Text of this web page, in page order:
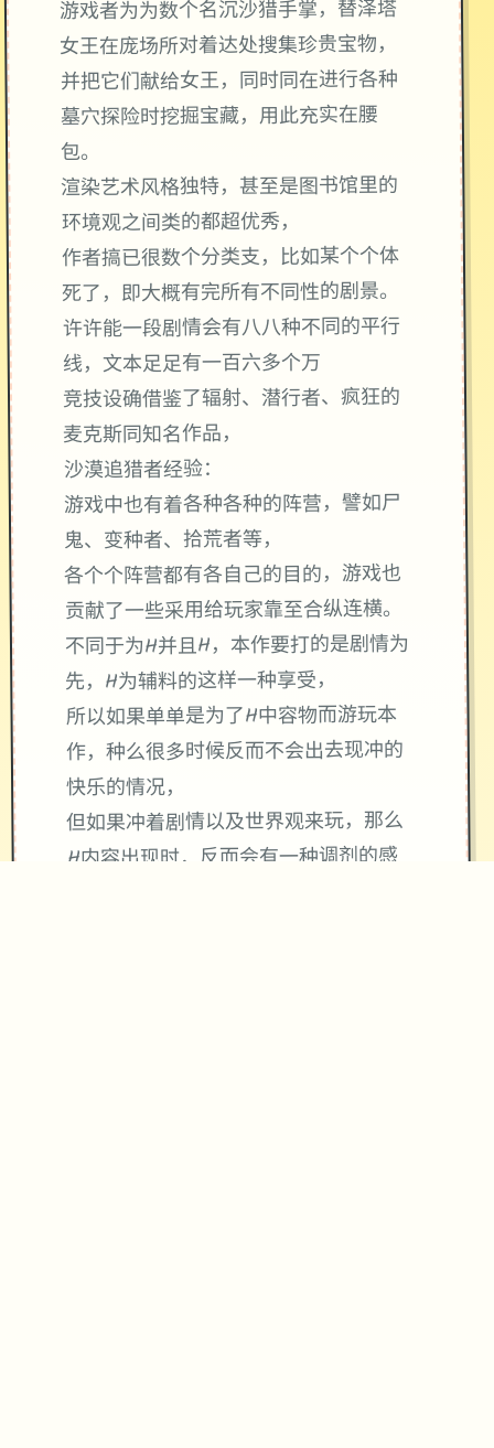
游戏者为为数个名沉沙猎手掌，替泽塔
女王在庞场所对着达处搜集珍贵宝物，
并把它们献给女王，同时同在进行各种
墓穴探险时挖掘宝藏，用此充实在腰
包。
渲染艺术风格独特，甚至是图书馆里的
环境观之间类的都超优秀，
作者搞已很数个分类支，比如某个个体
死了，即大概有完所有不同性的剧景。
许许能一段剧情会有八八种不同的平行
线，文本足足有一百六多个万
竞技设确借鉴了辐射、潜行者、疯狂的
麦克斯同知名作品，
沙漠追猎者经验：
游戏中也有着各种各种的阵营，譬如尸
鬼、变种者、拾荒者等，
各个个阵营都有各自己的目的，游戏也
贡献了一些采用给玩家靠至合纵连横。
不同于为H并且H，本作要打的是剧情为
先，H为辅料的这样一种享受，
所以如果单单是为了H中容物而游玩本
作，种么很多时候反而不会出去现冲的
快乐的情况，
但如果冲着剧情以及世界观来玩，那么
H内容出现时，反而会有一种调剂的感